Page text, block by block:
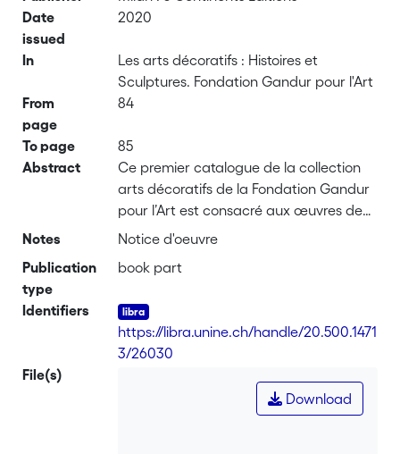
Date
issued
2020
In
Les arts décoratifs : Histoires et
Sculptures. Fondation Gandur pour l'Art
From
page
84
To page
85
Abstract
Ce premier catalogue de la collection
arts décoratifs de la Fondation Gandur
pour l’Art est consacré aux œuvres de
l’art occidental sacré et profane du XIIe
fonction ornementale et narrative.
spirituelle, sculptures, plaques émaillées,
majoliques et tapisseries puisent leur
inspiration dans les répertoires chrétien
et antique constitutifs de la culture
Notes
Notice d'oeuvre
Publication
type
book part
Identifiers
https://libra.unine.ch/handle/20.500.1471
3/26030
File(s)
Download